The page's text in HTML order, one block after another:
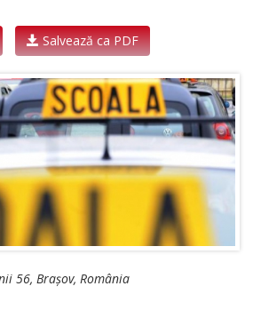
Salvează ca PDF
56, Brașov, România